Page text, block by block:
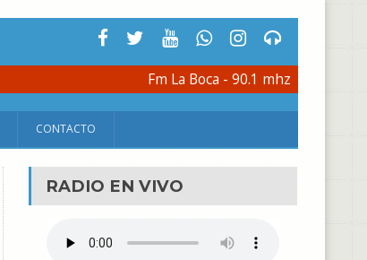
Fm La Boca - 90.1 mhz
CONTACTO
RADIO EN VIVO